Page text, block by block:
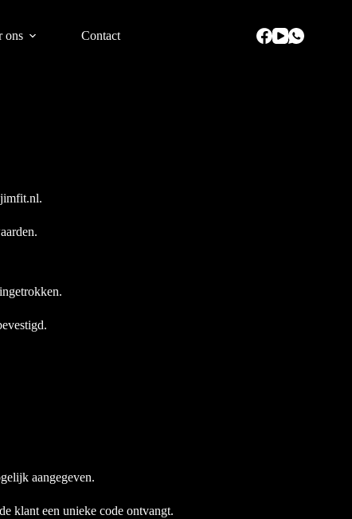
ons Contact
.
aangegeven.
klant een unieke code ontvangt.